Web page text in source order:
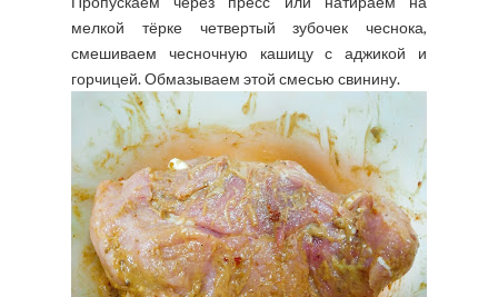
мелкой тёрке четвертый зубочек чеснока,
смешиваем чесночную кашицу с аджикой и
горчицей. Обмазываем этой смесью свинину.